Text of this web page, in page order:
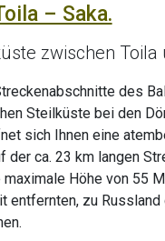
– Saka.
zwischen Toila
des
Steilküste bei den
sich Ihnen eine
der ca. 23 km langen
Höhe von 55
entfernten, zu Russland